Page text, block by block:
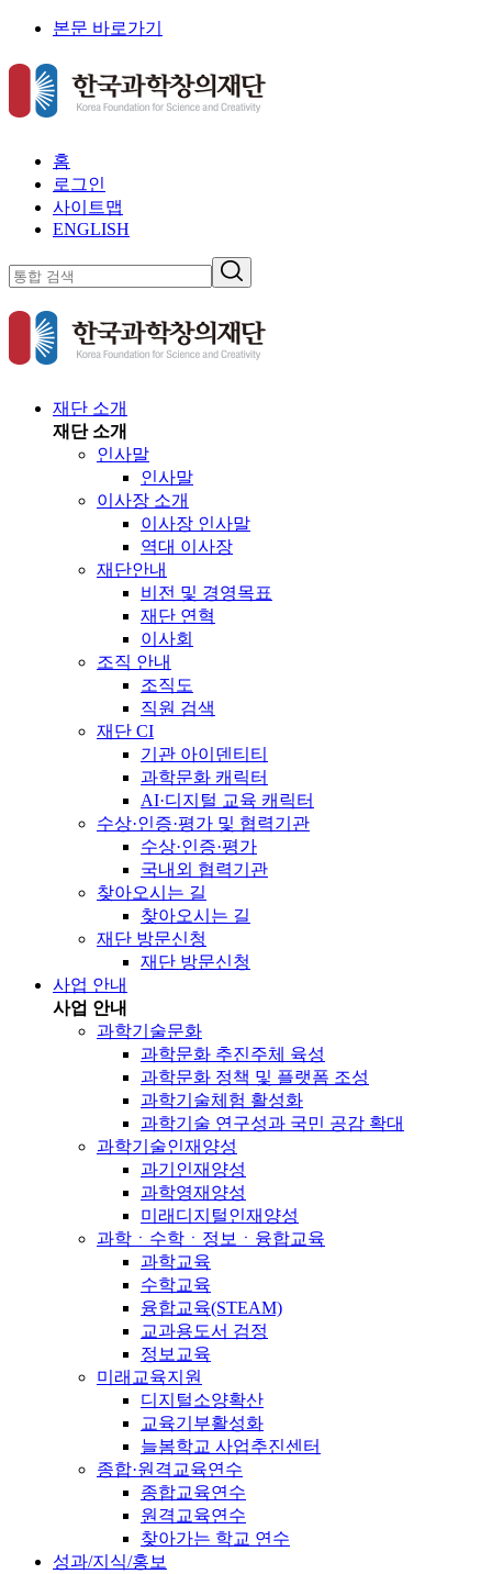
본문 바로가기
홈
로그인
사이트맵
ENGLISH
재단 소개
재단 소개
인사말
인사말
이사장 소개
이사장 인사말
역대 이사장
재단안내
비전 및 경영목표
재단 연혁
이사회
조직 안내
조직도
직원 검색
재단 CI
기관 아이덴티티
과학문화 캐릭터
AI·디지털 교육 캐릭터
수상·인증·평가 및 협력기관
수상·인증·평가
국내외 협력기관
찾아오시는 길
찾아오시는 길
재단 방문신청
재단 방문신청
사업 안내
사업 안내
과학기술문화
과학문화 추진주체 육성
과학문화 정책 및 플랫폼 조성
과학기술체험 활성화
과학기술 연구성과 국민 공감 확대
과학기술인재양성
과기인재양성
과학영재양성
미래디지털인재양성
과학ㆍ수학ㆍ정보ㆍ융합교육
과학교육
수학교육
융합교육(STEAM)
교과용도서 검정
정보교육
미래교육지원
디지털소양확산
교육기부활성화
늘봄학교 사업추진센터
종합·원격교육연수
종합교육연수
원격교육연수
찾아가는 학교 연수
성과/지식/홍보